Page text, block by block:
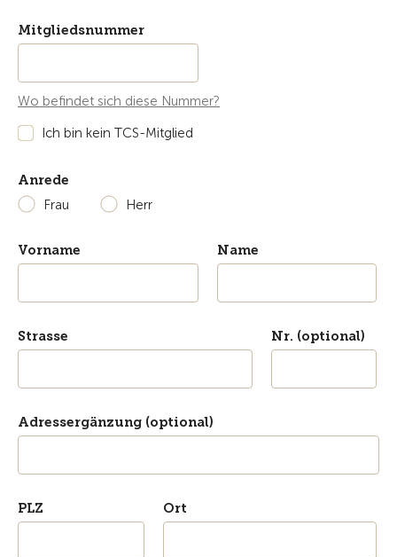
Mitgliedsnummer
Wo befindet sich diese Nummer?
Ich bin kein TCS-Mitglied
Anrede
Frau
Herr
Vorname Name
Strasse Nr. (optional)
Adressergänzung (optional)
PLZ Ort